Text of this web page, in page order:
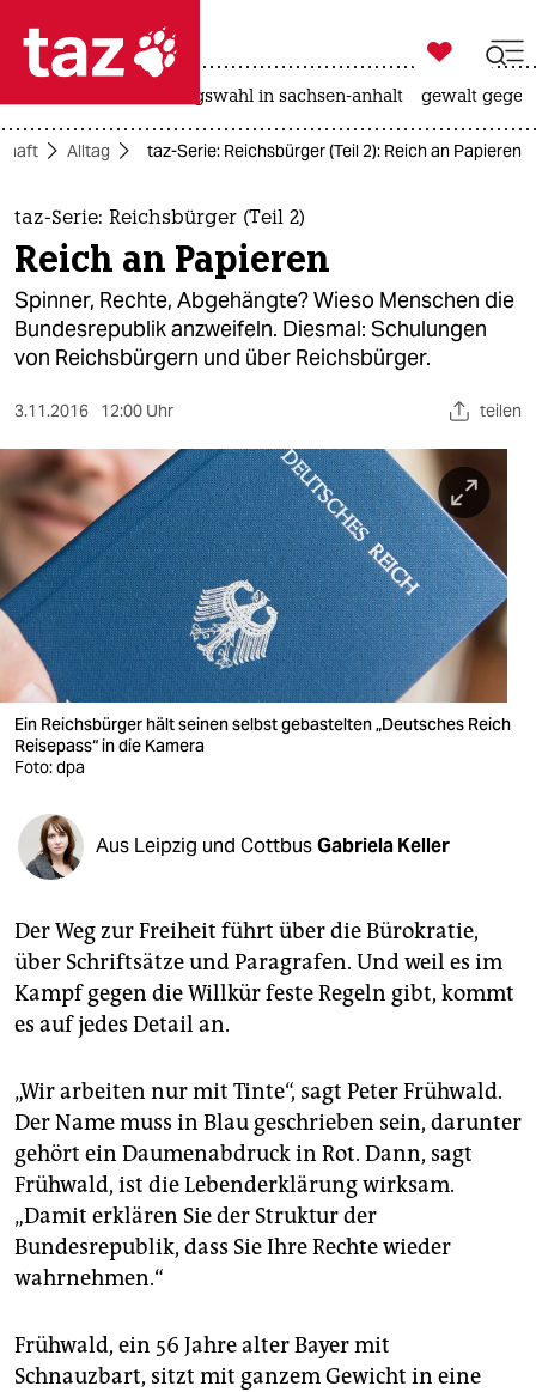
 taz zahl ich
taz zahl ich
themen
politik
öko
sport
berlin
nord
wahrheit
verlag
verlag
shop
fragen & hilfe
unterstützen
abo
genossenschaft
epaper login

taz zahl ich
landtagswahl in sachsen-anhalt gewalt
Alltag taz-Serie: Reichsbürger (Teil 2): Reich an Papieren
taz-Serie: Reichsbürger (Teil 2)
Reich an Papieren
Spinner, Rechte, Abgehängte? Wieso Menschen die
Bundesrepublik anzweifeln. Diesmal: Schulungen
von Reichsbürgern und über Reichsbürger.
3.11.2016 12:00 Uhr teilen
Ein Reichsbürger hält seinen selbst gebastelten „Deutsches Reich
Reisepass“ in die Kamera
Foto: dpa
Aus Leipzig und CottbusGabriela Keller
Der Weg zur Freiheit führt über die Bürokratie,
über Schriftsätze und Paragrafen. Und weil es im
Kampf gegen die Willkür feste Regeln gibt, kommt
es auf jedes Detail an.
„Wir arbeiten nur mit Tinte“, sagt Peter Frühwald.
Der Name muss in Blau geschrieben sein, darunter
gehört ein Daumenabdruck in Rot. Dann, sagt
Frühwald, ist die Lebenderklärung wirksam.
„Damit erklären Sie der Struktur der
Bundesrepublik, dass Sie Ihre Rechte wieder
wahrnehmen.“
Frühwald, ein 56 Jahre alter Bayer mit
Schnauzbart, sitzt mit ganzem Gewicht in eine